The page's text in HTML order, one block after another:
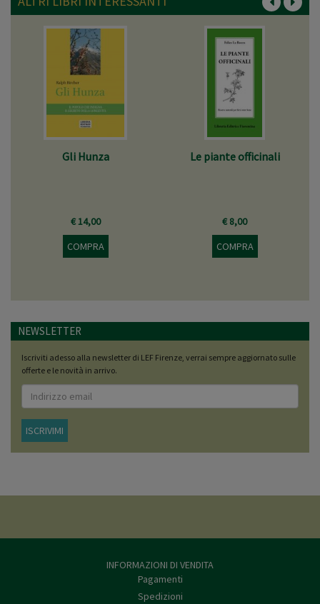
Gli Hunza
€ 14,00
COMPRA
Le piante officinali
€ 8,00
COMPRA
NEWSLETTER
Iscriviti adesso alla newsletter di LEF Firenze, verrai sempre aggiornato sulle
offerte e le novità in arrivo.
ISCRIVIMI
INFORMAZIONI DI VENDITA
Pagamenti
Spedizioni